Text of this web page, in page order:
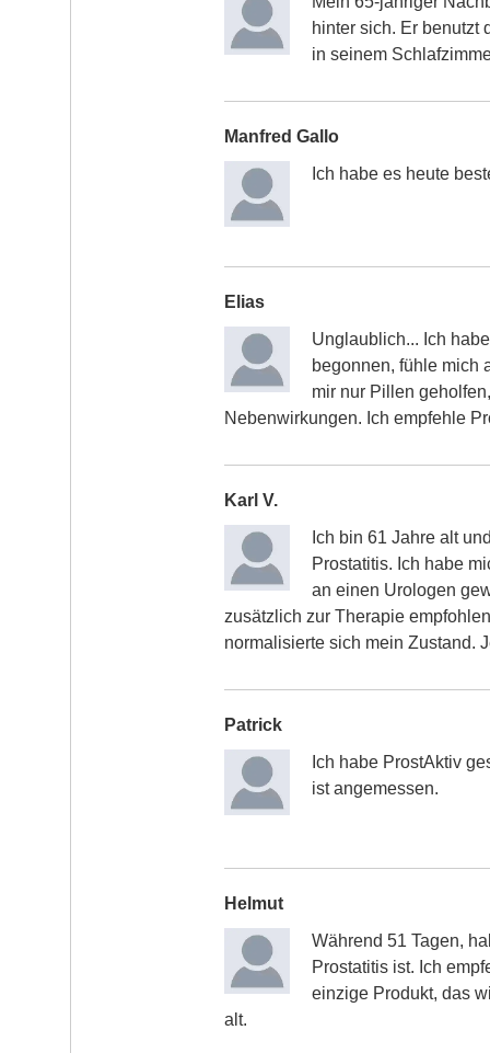
hinter sich. Er benutzt
in seinem
Manfred Gallo
Ich habe es heute
Elias
Unglaublich... Ich
begonnen, fühle mich
mir nur Pillen
Nebenwirkungen. Ich empfehle
Karl V.
Ich bin 61 Jahre alt
Prostatitis. Ich habe
an einen Urologen
zusätzlich zur Therapie
normalisierte sich mein Zustand.
Patrick
Ich habe ProstAktiv
ist angemessen.
Helmut
Während 51 Tagen,
Prostatitis ist. Ich
einzige Produkt, das
alt.